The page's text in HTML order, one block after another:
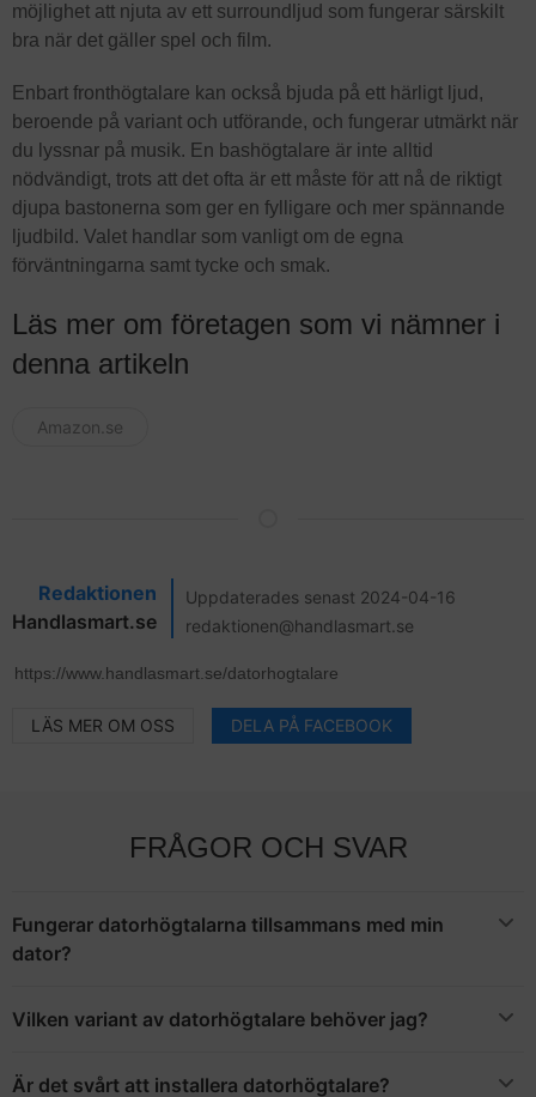
möjlighet att njuta av ett surroundljud som fungerar särskilt
bra när det gäller spel och film.
Enbart fronthögtalare kan också bjuda på ett härligt ljud,
beroende på variant och utförande, och fungerar utmärkt när
du lyssnar på musik. En bashögtalare är inte alltid
nödvändigt, trots att det ofta är ett måste för att nå de riktigt
djupa bastonerna som ger en fylligare och mer spännande
ljudbild. Valet handlar som vanligt om de egna
förväntningarna samt tycke och smak.
Läs mer om företagen som vi nämner i
denna artikeln
Amazon.se
Redaktionen
Handlasmart.se
Uppdaterades senast 2024-04-16
redaktionen@handlasmart.se
LÄS MER OM OSS DELA PÅ FACEBOOK
FRÅGOR OCH SVAR
Fungerar datorhögtalarna tillsammans med min
dator?
även hörlurar kan anslutas). Trådlös anslutning förutsätter
ansluts till datorn.
Vilken variant av datorhögtalare behöver jag?
spel eller tittar på film kommer du uppskatta ett komplett system
Är det svårt att installera datorhögtalare?